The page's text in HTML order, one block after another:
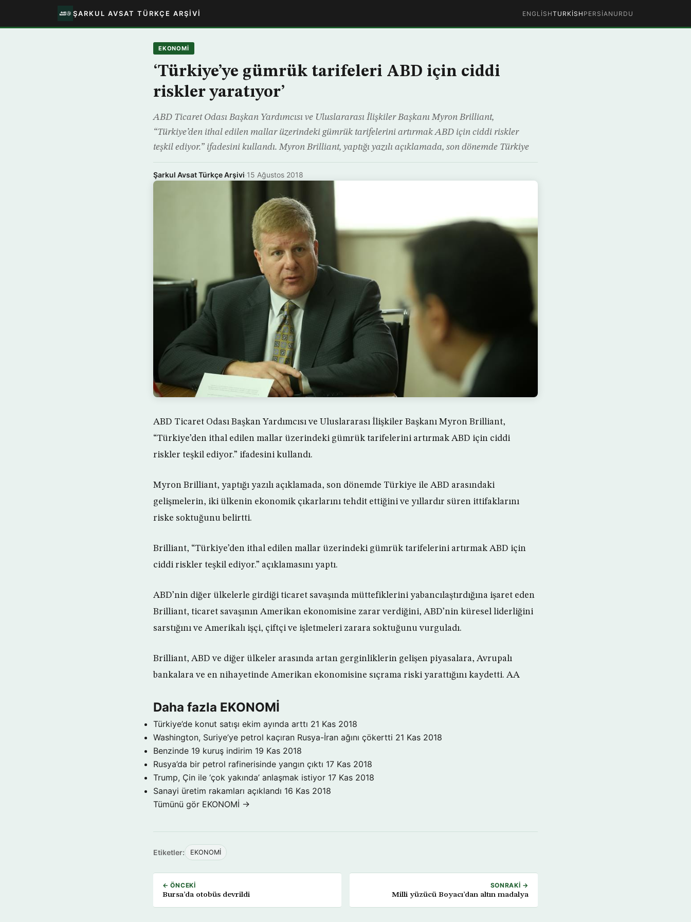
ŞARKUL AVSAT TÜRKÇE ARŞIVI ENGLISHTURKISH PERSIAN URDU
EKONOMİ
‘Türkiye’ye gümrük tarifeleri ABD için ciddi
riskler yaratıyor’
ABD Ticaret Odası Başkan Yardımcısı ve Uluslararası İlişkiler Başkanı Myron Brilliant,
“Türkiye’den ithal edilen mallar üzerindeki gümrük tarifelerini artırmak ABD için ciddi riskler
teşkil ediyor.” ifadesini kullandı. Myron Brilliant, yaptığı yazılı açıklamada, son dönemde Türkiye
Şarkul Avsat Türkçe Arşivi·15 Ağustos 2018
ABD Ticaret Odası Başkan Yardımcısı ve Uluslararası İlişkiler Başkanı Myron Brilliant,
“Türkiye’den ithal edilen mallar üzerindeki gümrük tarifelerini artırmak ABD için ciddi
riskler teşkil ediyor.” ifadesini kullandı.
Myron Brilliant, yaptığı yazılı açıklamada, son dönemde Türkiye ile ABD arasındaki
gelişmelerin, iki ülkenin ekonomik çıkarlarını tehdit ettiğini ve yıllardır süren ittifaklarını
riske soktuğunu belirtti.
Brilliant, “Türkiye’den ithal edilen mallar üzerindeki gümrük tarifelerini artırmak ABD için
ciddi riskler teşkil ediyor.” açıklamasını yaptı.
ABD’nin diğer ülkelerle girdiği ticaret savaşında müttefiklerini yabancılaştırdığına işaret eden
Brilliant, ticaret savaşının Amerikan ekonomisine zarar verdiğini, ABD’nin küresel liderliğini
sarstığını ve Amerikalı işçi, çiftçi ve işletmeleri zarara soktuğunu vurguladı.
Brilliant, ABD ve diğer ülkeler arasında artan gerginliklerin gelişen piyasalara, Avrupalı
bankalara ve en nihayetinde Amerikan ekonomisine sıçrama riski yarattığını kaydetti. AA
Daha fazla EKONOMİ
Türkiye’de konut satışı ekim ayında arttı 21 Kas 2018
Washington, Suriye’ye petrol kaçıran Rusya-İran ağını çökertti 21 Kas 2018
Benzinde 19 kuruş indirim 19 Kas 2018
Rusya’da bir petrol rafinerisinde yangın çıktı 17 Kas 2018
Trump, Çin ile ‘çok yakında’ anlaşmak istiyor 17 Kas 2018
Sanayi üretim rakamları açıklandı 16 Kas 2018
Tümünü gör EKONOMİ →
Etiketler: EKONOMİ
← ÖNCEKI
Bursa’da otobüs devrildi
SONRAKI →
Milli yüzücü Boyacı’dan altın madalya